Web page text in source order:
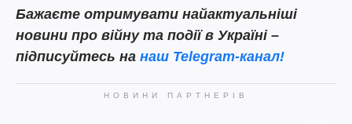
Бажаєте отримувати найактуальніші
новини про війну та події в Україні –
підписуйтесь на наш Telegram-канал!